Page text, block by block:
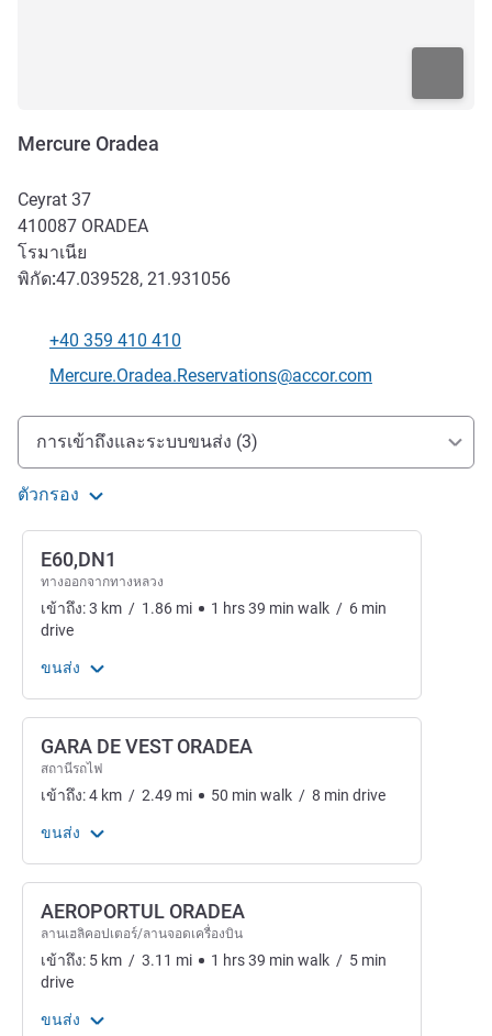
Mercure Oradea
Ceyrat 37
410087 ORADEA
โรมาเนีย
พิกัด:47.039528, 21.931056
โทรศัพท์
+40 359 410 410
อีเมลติดต่อ
Mercure.Oradea.Reservations@accor.com
การเข้าถึงและการเดินทาง
การเข้าถึงและระบบขนส่ง (3)
ตัวกรอง
E60,DN1
ทางออกจากทางหลวง
เข้าถึง:3 km / 1.86 mi 1 hrs39 min walk / 6 min
drive
ขนส่ง
GARA DE VEST ORADEA
สถานีรถไฟ
เข้าถึง:4 km / 2.49 mi 50 min walk / 8 min drive
ขนส่ง
AEROPORTUL ORADEA
ลานเฮลิคอปเตอร์/ลานจอดเครื่องบิน
เข้าถึง: 5 km / 3.11 mi 1 hrs39 min walk / 5 min
drive
ขนส่ง